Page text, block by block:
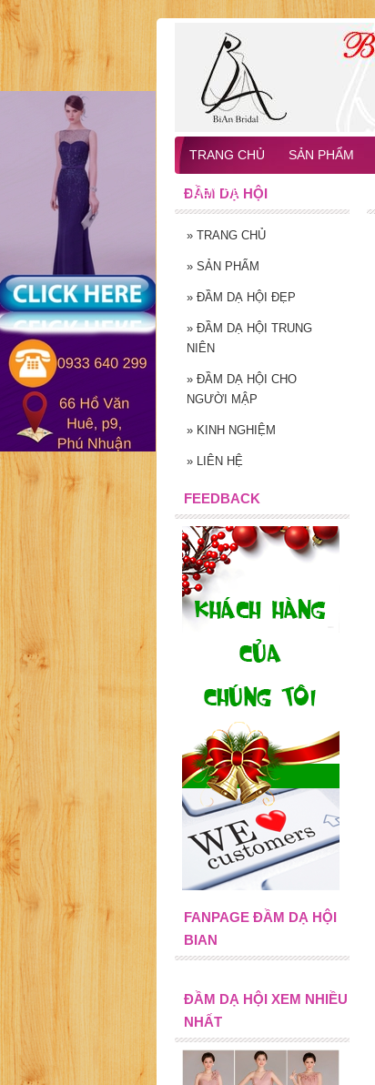
ĐẦM DẠ HỘI
» TRANG CHỦ
» SẢN PHẨM
» ĐẦM DẠ HỘI ĐẸP
» ĐẦM DẠ HỘI TRUNG
NIÊN
» ĐẦM DẠ HỘI CHO
NGƯỜI MẬP
» KINH NGHIỆM
» LIÊN HỆ
FEEDBACK
FANPAGE ĐẦM DẠ HỘI
BIAN
ĐẦM DẠ HỘI XEM NHIỀU
NHẤT
TRANG CHỦ SẢN PHẨM
LIÊN HỆ